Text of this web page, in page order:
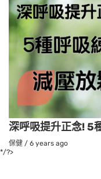
深呼吸提升正念! 5
保健 / 6 years ago
*/?>